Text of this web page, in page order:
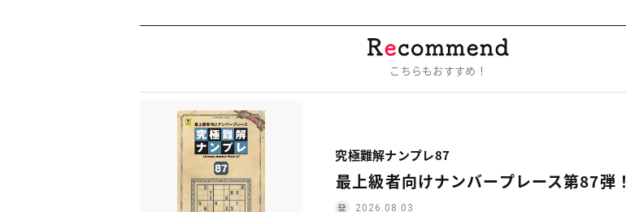
こちらもおすすめ！
究極難解ナンプレ87
最上級者向けナンバープレース第87弾！
2026.08.03